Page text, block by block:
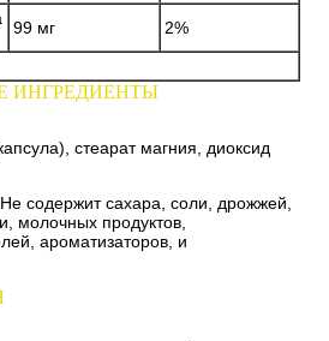
99 мг
2%
ИНГРЕДИЕНТЫ
стеарат магния, диоксид
содержит сахара, соли, дрожжей,
молочных продуктов,
ароматизаторов, и